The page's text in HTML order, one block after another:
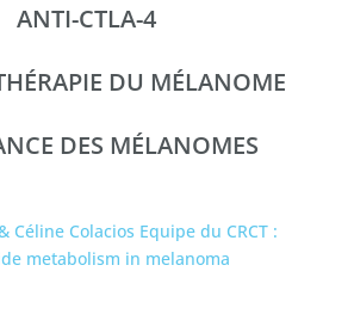
ANTI-CTLA-4
DU MÉLANOME
DES MÉLANOMES
Céline Colacios Equipe du CRCT :
metabolism in melanoma